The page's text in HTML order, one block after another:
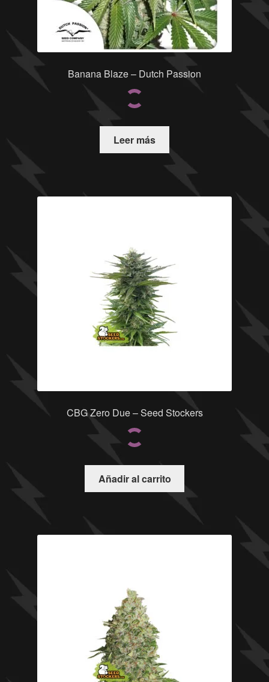
Banana Blaze – Dutch Passion
Leer más
CBG Zero Due – Seed Stockers
Añadir al carrito